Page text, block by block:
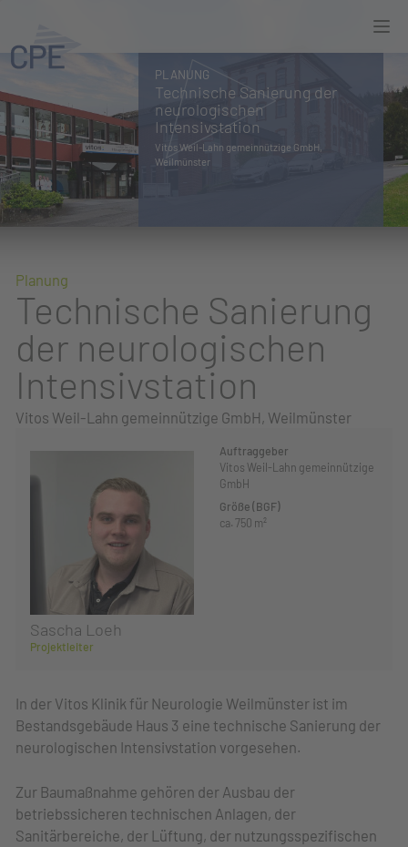
PLANUNG
Technische Sanierung der
neurologischen
Intensivstation
Vitos Weil-Lahn gemeinnützige GmbH,
Weilmünster
Planung
Technische Sanierung
der neurologischen
Intensivstation
Vitos Weil-Lahn gemeinnützige GmbH, Weilmünster
Sascha Loeh
Projektleiter
Auftraggeber
Vitos Weil-Lahn gemeinnützige
GmbH
Größe (BGF)
ca. 750 m²
In der Vitos Klinik für Neurologie Weilmünster ist im
Bestandsgebäude Haus 3 eine technische Sanierung der
neurologischen Intensivstation vorgesehen.
Zur Baumaßnahme gehören der Ausbau der
betriebssicheren technischen Anlagen, der
Sanitärbereiche, der Lüftung, der nutzungsspezifischen